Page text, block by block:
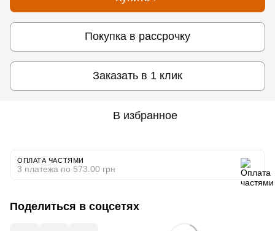
Покупка в рассрочку
Заказать в 1 клик
В избранное
ОПЛАТА ЧАСТЯМИ
3 платежа по 573.00 грн
Поделиться в соцсетях